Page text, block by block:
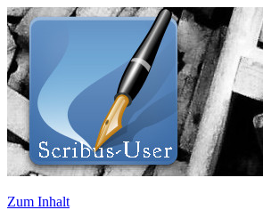
Zum Inhalt